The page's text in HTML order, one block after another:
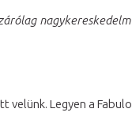
Legyen a